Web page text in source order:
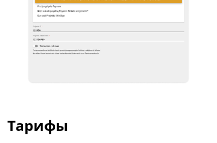
Тарифы